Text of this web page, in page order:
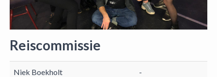
Reiscommissie
Niek Boekholt -